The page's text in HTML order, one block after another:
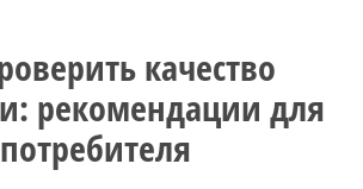
качество
рекомендации для
потребителя